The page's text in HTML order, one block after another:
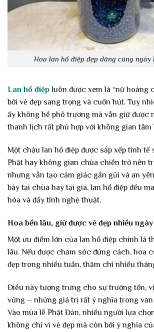
Hoa lan hồ điệp đẹp dâng cúng ngày
Lan hồ điệpluôn được xem là “nữ hoàng
bởi vẻ đẹp sang trọng và cuốn hút. Tuy
ấy không hề phô trương mà vẫn giữ được
thanh lịch rất phù hợp với không gian tâm
Một chậu lan hồ điệp được sắp xếp tinh tế
Phật hay không gian chùa chiền trở nên
nhưng vẫn tạo cảm giác gần gũi và an
bày tại chùa hay tại gia, lan hồ điệp đều
hòa và đầy tính nghệ thuật.
Hoa bền lâu, giữ được vẻ đẹp nhiều ngày
Một ưu điểm lớn của lan hồ điệp chính là
lâu. Nếu được chăm sóc đúng cách, hoa
đẹp trong nhiều tuần, thậm chí nhiều
Điều này tượng trưng cho sự trường tồn,
vững – những giá trị rất ý nghĩa trong văn
Vào mùa lễ Phật Đản, nhiều người lựa
không chỉ vì vẻ đẹp mà còn bởi ý nghĩa